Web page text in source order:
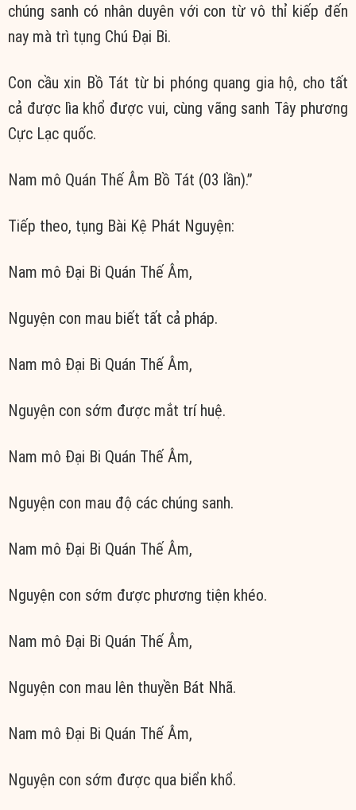
chúng sanh có nhân duyên với con từ vô thỉ kiếp đến
nay mà trì tụng Chú Đại Bi.
Con cầu xin Bồ Tát từ bi phóng quang gia hộ, cho tất
cả được lìa khổ được vui, cùng vãng sanh Tây phương
Cực Lạc quốc.
Nam mô Quán Thế Âm Bồ Tát (03 lần).”
Tiếp theo, tụng Bài Kệ Phát Nguyện:
Nam mô Đại Bi Quán Thế Âm,
Nguyện con mau biết tất cả pháp.
Nam mô Đại Bi Quán Thế Âm,
Nguyện con sớm được mắt trí huệ.
Nam mô Đại Bi Quán Thế Âm,
Nguyện con mau độ các chúng sanh.
Nam mô Đại Bi Quán Thế Âm,
Nguyện con sớm được phương tiện khéo.
Nam mô Đại Bi Quán Thế Âm,
Nguyện con mau lên thuyền Bát Nhã.
Nam mô Đại Bi Quán Thế Âm,
Nguyện con sớm được qua biển khổ.